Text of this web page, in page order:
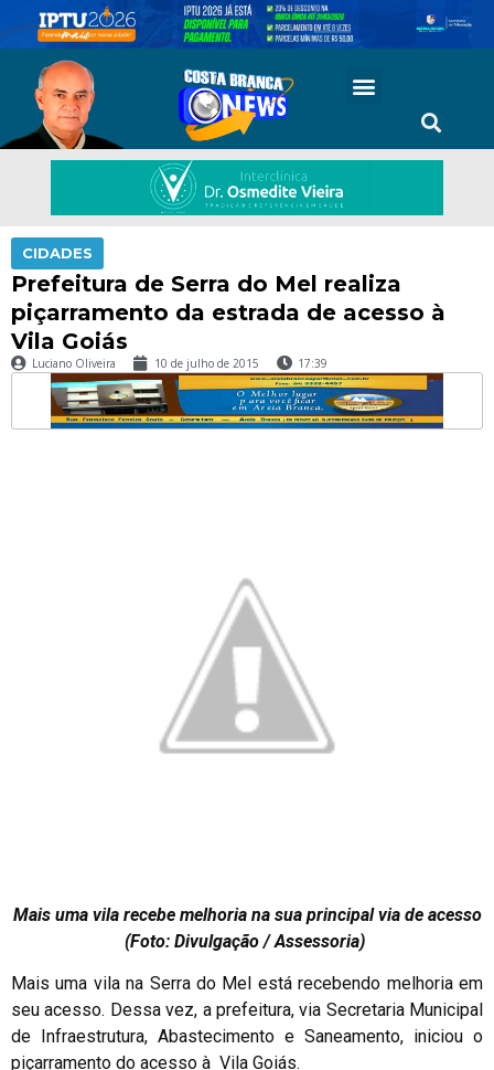
CIDADES
Prefeitura de Serra do Mel realiza
piçarramento da estrada de acesso à
Vila Goiás
Luciano Oliveira 10 de julho de 2015 17:39
Mais uma vila recebe melhoria na sua principal via de acesso
(Foto: Divulgação / Assessoria)
Mais uma vila na Serra do Mel está recebendo melhoria em
seu acesso. Dessa vez, a prefeitura, via Secretaria Municipal
de Infraestrutura, Abastecimento e Saneamento, iniciou o
piçarramento do acesso à Vila Goiás.